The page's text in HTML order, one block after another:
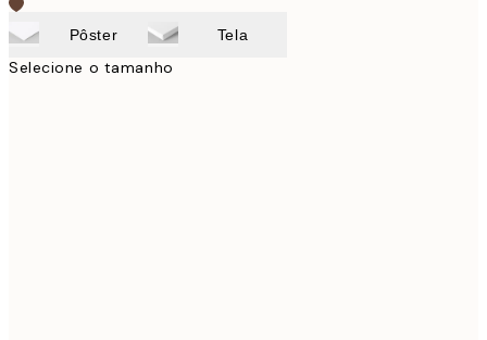
Pôster Tela
Selecione o tamanho